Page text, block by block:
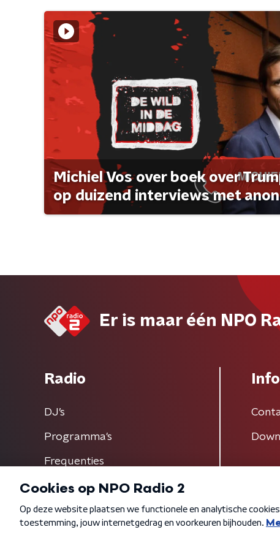
Michiel Vos over boek over
op duizend interviews met anon
Er is maar één NPO
Radio
DJ’s
Programma's
Frequenties
Info
Algemene voorwaarden Privacybeleid